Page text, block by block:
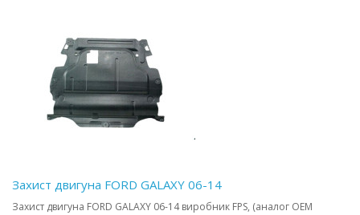
Захист двигуна FORD GALAXY 06-14
Захист двигуна FORD GALAXY 06-14 виробник FPS, (аналог OEM